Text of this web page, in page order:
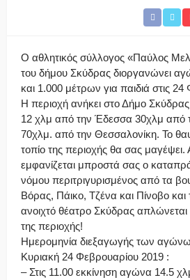
Ο αθλητικός σύλλογος «Παύλος
του δήμου Σκύδρας διοργανώνει
και 1.000 μέτρων για παιδιά στις
Η περιοχή ανήκει στο Δήμο
12 χλμ από την Έδεσσα 30χλμ από
70χλμ. από την Θεσσαλονίκη. Το
τοπίο της περιοχής θα σας
εμφανίζεται μπροστά σας ο
νόμου περιτριγυρισμένος από τα
Βόρας, Πάικο, Τζένα και Πίνοβο και
ανοιχτό θέατρο Σκύδρας
της περιοχής!
Ημερομηνία διεξαγωγής των
Κυριακή 24 Φεβρουαρίου 2019 :
– Στις 11.00 εκκίνηση αγώνα 14.5